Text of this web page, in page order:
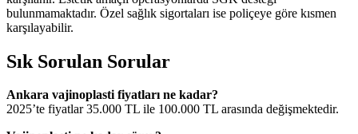
bulunmamaktadır. Özel sağlık sigortaları ise poliçeye göre kısmen
karşılayabilir.
Sık Sorulan Sorular
Ankara vajinoplasti fiyatları ne kadar?
2025’te fiyatlar 35.000 TL ile 100.000 TL arasında değişmektedir.